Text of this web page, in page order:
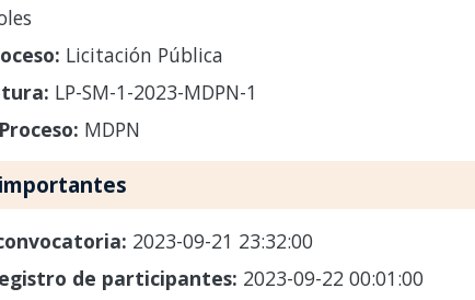
Licitación Pública
LP-SM-1-2023-MDPN-1
MDPN
2023-09-21 23:32:00
de participantes: 2023-09-22 00:01:00